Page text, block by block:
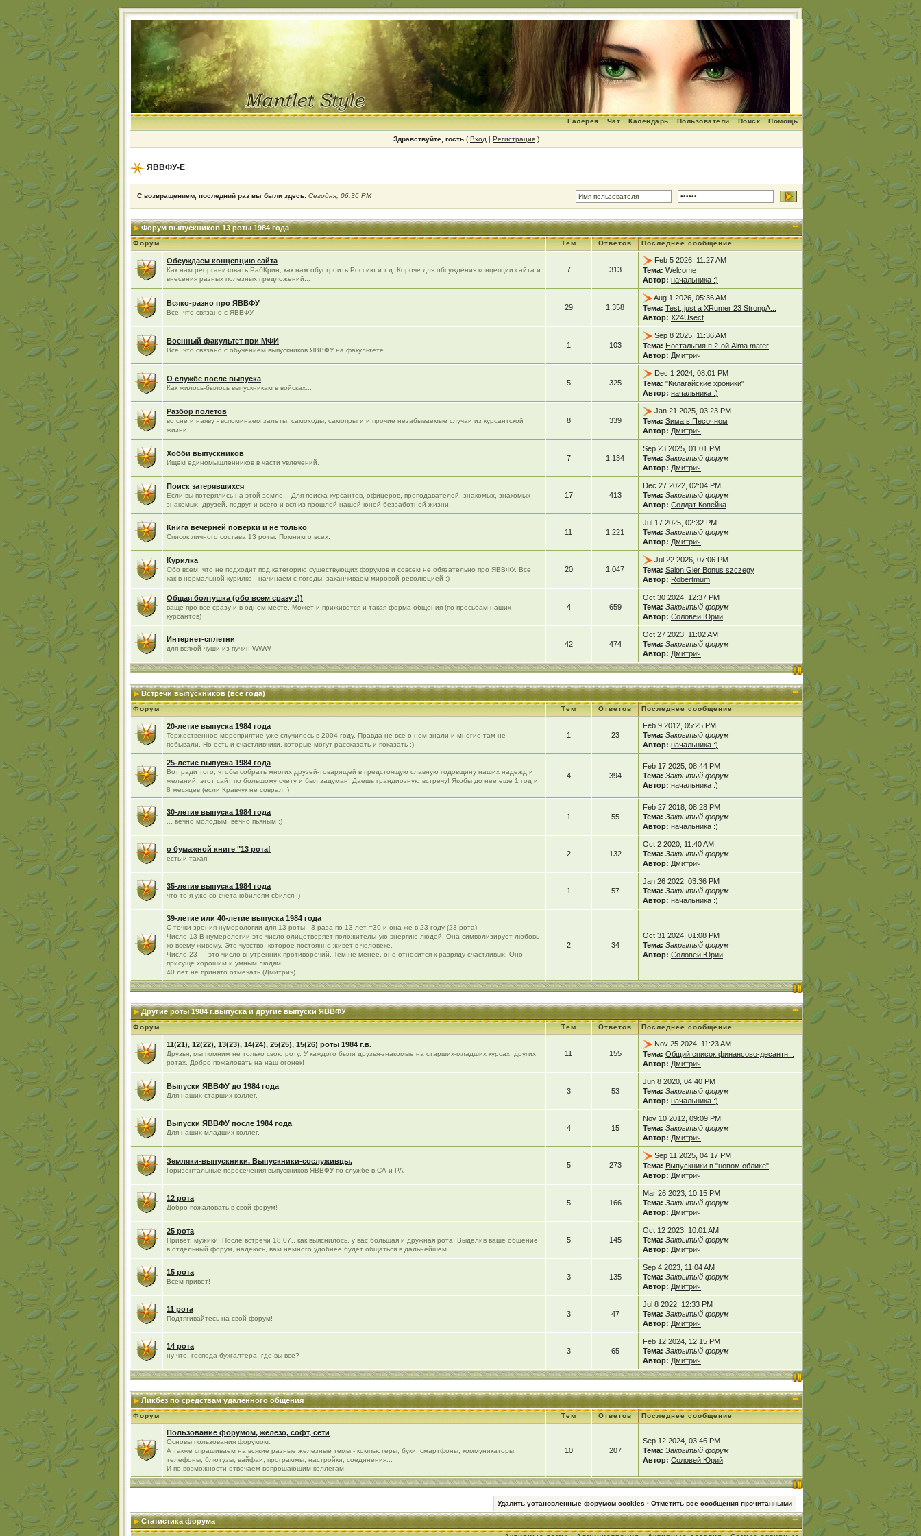
Помощь
Поиск
Пользователи
Календарь
Чат
Галерея
Здравствуйте, гость ( Вход | Регистрация )
ЯВВФУ-Е
С возвращением, последний раз вы были здесь: Сегодня, 06:36 PM
Форум выпускников 13 роты 1984 года
Форум Тем Ответов Последнее сообщение
Обсуждаем концепцию сайта
Как нам реорганизовать РабКрин, как нам обустроить Россию и т.д. Короче для обсуждения концепции сайта и
внесения разных полезных предложений...
7 313
Feb 5 2026, 11:27 AM
Тема: Welcome
Автор: начальника :)
Всяко-разно про ЯВВФУ
Все, что связано с ЯВВФУ.
29 1,358
Aug 1 2026, 05:36 AM
Тема: Test, just a XRumer 23 StrongA...
Автор: X24Usect
Военный факультет при МФИ
Все, что связано с обучением выпускников ЯВВФУ на факультете.
1 103
Sep 8 2025, 11:36 AM
Тема: Ностальгия п 2-ой Alma mater
Автор: Дмитрич
О службе после выпуска
Как жилось-былось выпускникам в войсках...
5 325
Dec 1 2024, 08:01 PM
Тема: "Килагайские хроники"
Автор: начальника :)
Разбор полетов
во сне и наяву - вспоминаем залеты, самоходы, самопрыги и прочие незабываемые случаи из курсантской
жизни.
8 339
Jan 21 2025, 03:23 PM
Тема: Зима в Песочном
Автор: Дмитрич
Хобби выпускников
Ищем единомышленников в части увлечений.
7 1,134
Sep 23 2025, 01:01 PM
Тема: Закрытый форум
Автор: Дмитрич
Поиск затерявшихся
Если вы потерялись на этой земле... Для поиска курсантов, офицеров, преподавателей, знакомых, знакомых
знакомых, друзей, подруг и всего и вся из прошлой нашей юной беззаботной жизни.
17 413
Dec 27 2022, 02:04 PM
Тема: Закрытый форум
Автор: Солдат Копейка
Книга вечерней поверки и не только
Список личного состава 13 роты. Помним о всех.
11 1,221
Jul 17 2025, 02:32 PM
Тема: Закрытый форум
Автор: Дмитрич
Курилка
Обо всем, что не подходит под категорию существующих форумов и совсем не обязательно про ЯВВФУ. Все
как в нормальной курилке - начинаем с погоды, заканчиваем мировой революцией :)
20 1,047
Jul 22 2026, 07:06 PM
Тема: Salon Gier Bonus szczegy
Автор: Robertmum
Общая болтушка (обо всем сразу :))
ваще про все сразу и в одном месте. Может и приживется и такая форма общения (по просьбам наших
курсантов)
4 659
Oct 30 2024, 12:37 PM
Тема: Закрытый форум
Автор: Соловей Юрий
Интернет-сплетни
для всякой чуши из пучин WWW
42 474
Oct 27 2023, 11:02 AM
Тема: Закрытый форум
Автор: Дмитрич
Встречи выпускников (все года)
Форум Тем Ответов Последнее сообщение
20-летие выпуска 1984 года
Торжественное мероприятие уже случилось в 2004 году. Правда не все о нем знали и многие там не
побывали. Но есть и счастливчики, которые могут рассказать и показать :)
1 23
Feb 9 2012, 05:25 PM
Тема: Закрытый форум
Автор: начальника :)
25-летие выпуска 1984 года
Вот ради того, чтобы собрать многих друзей-товарищей в предстоящую славную годовщину наших надежд и
желаний, этот сайт по большому счету и был задуман! Даешь грандиозную встречу! Якобы до нее еще 1 год и
8 месяцев (если Кравчук не соврал :)
4 394
Feb 17 2025, 08:44 PM
Тема: Закрытый форум
Автор: начальника :)
30-летие выпуска 1984 года
... вечно молодым, вечно пьяным :)
1 55
Feb 27 2018, 08:28 PM
Тема: Закрытый форум
Автор: начальника :)
о бумажной книге "13 рота!
есть и такая!
2 132
Oct 2 2020, 11:40 AM
Тема: Закрытый форум
Автор: Дмитрич
35-летие выпуска 1984 года
что-то я уже со счета юбилеям сбился :)
1 57
Jan 26 2022, 03:36 PM
Тема: Закрытый форум
Автор: начальника :)
39-летие или 40-летие выпуска 1984 года
С точки зрения нумерологии для 13 роты - 3 раза по 13 лет =39 и она же в 23 году (23 рота)
Число 13 В нумерологии это число олицетворяет положительную энергию людей. Она символизирует любовь
ко всему живому. Это чувство, которое постоянно живет в человеке.
Число 23 — это число внутренних противоречий. Тем не менее, оно относится к разряду счастливых. Оно
присуще хорошим и умным людям.
40 лет не принято отмечать (Дмитрич)
2 34
Oct 31 2024, 01:08 PM
Тема: Закрытый форум
Автор: Соловей Юрий
Другие роты 1984 г.выпуска и другие выпуски ЯВВФУ
Форум Тем Ответов Последнее сообщение
11(21), 12(22), 13(23), 14(24), 25(25), 15(26) роты 1984 г.в.
Друзья, мы помним не только свою роту. У каждого были друзья-знакомые на старших-младших курсах, других
ротах. Добро пожаловать на наш огонек!
11 155
Nov 25 2024, 11:23 AM
Тема: Общий список финансово-десантн...
Автор: Дмитрич
Выпуски ЯВВФУ до 1984 года
Для наших старших коллег.
3 53
Jun 8 2020, 04:40 PM
Тема: Закрытый форум
Автор: начальника :)
Выпуски ЯВВФУ после 1984 года
Для наших младших коллег.
4 15
Nov 10 2012, 09:09 PM
Тема: Закрытый форум
Автор: Дмитрич
Земляки-выпускники. Выпускники-сослуживцы.
Горизонтальные пересечения выпускников ЯВВФУ по службе в СА и РА
5 273
Sep 11 2025, 04:17 PM
Тема: Выпускники в "новом облике"
Автор: Дмитрич
12 рота
Добро пожаловать в свой форум!
5 166
Mar 26 2023, 10:15 PM
Тема: Закрытый форум
Автор: Дмитрич
25 рота
Привет, мужики! После встречи 18.07., как выяснилось, у вас большая и дружная рота. Выделив ваше общение
в отдельный форум, надеюсь, вам немного удобнее будет общаться в дальнейшем.
5 145
Oct 12 2023, 10:01 AM
Тема: Закрытый форум
Автор: Дмитрич
15 рота
Всем привет!
3 135
Sep 4 2023, 11:04 AM
Тема: Закрытый форум
Автор: Дмитрич
11 рота
Подтягивайтесь на свой форум!
3 47
Jul 8 2022, 12:33 PM
Тема: Закрытый форум
Автор: Дмитрич
14 рота
ну что, господа бухгалтера, где вы все?
3 65
Feb 12 2024, 12:15 PM
Тема: Закрытый форум
Автор: Дмитрич
Ликбез по средствам удаленного общения
Форум Тем Ответов Последнее сообщение
Пользование форумом, железо, софт, сети
Основы пользования форумом.
А также спрашиваем на всякие разные железные темы - компьютеры, буки, смартфоны, коммуникаторы,
телефоны, блютузы, вайфаи, программы, настройки, соединения...
И по возможности отвечаем вопрошающим коллегам.
10 207
Sep 12 2024, 03:46 PM
Тема: Закрытый форум
Автор: Соловей Юрий
Удалить установленные форумом cookies · Отметить все сообщения прочитанными
Статистика форума